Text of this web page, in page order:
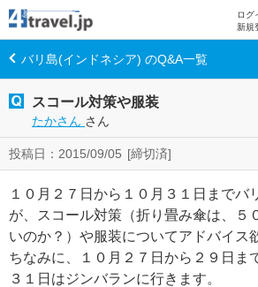
ログ
新規
バリ島(インドネシア) のQ&A一覧
スコール対策や服装
たかさん さん
投稿日：2015/09/05 [締切済]
１０月２７日から１０月３１日までバ
が、スコール対策（折り畳み傘は、５
いのか？）や服装についてアドバイス
ちなみに、１０月２７日から２９日ま
３１日はジンバランに行きます。